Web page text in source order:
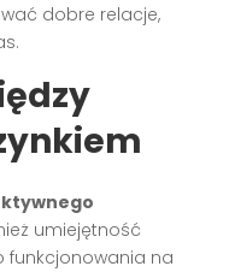
dobre relacje,
umiejętność
funkcjonowania na